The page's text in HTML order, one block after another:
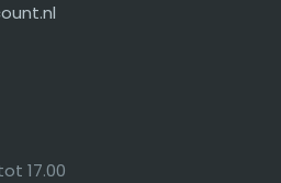
17.00